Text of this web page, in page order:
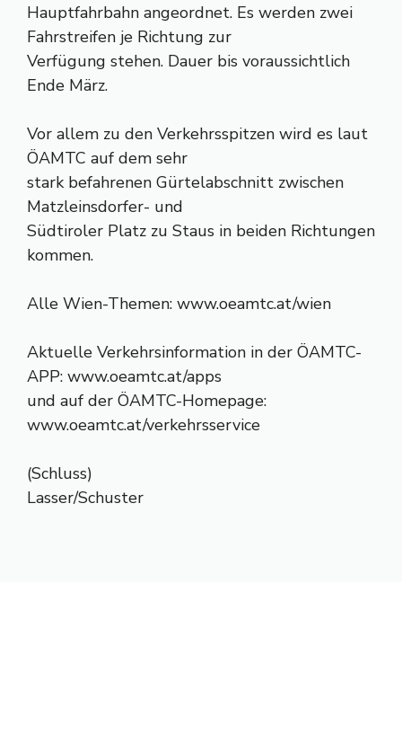
Hauptfahrbahn angeordnet. Es werden zwei
Fahrstreifen je Richtung zur
Verfügung stehen. Dauer bis voraussichtlich
Ende März.
Vor allem zu den Verkehrsspitzen wird es laut
ÖAMTC auf dem sehr
stark befahrenen Gürtelabschnitt zwischen
Matzleinsdorfer- und
Südtiroler Platz zu Staus in beiden Richtungen
kommen.
Alle Wien-Themen: www.oeamtc.at/wien
Aktuelle Verkehrsinformation in der ÖAMTC-
APP: www.oeamtc.at/apps
und auf der ÖAMTC-Homepage:
www.oeamtc.at/verkehrsservice
(Schluss)
Lasser/Schuster